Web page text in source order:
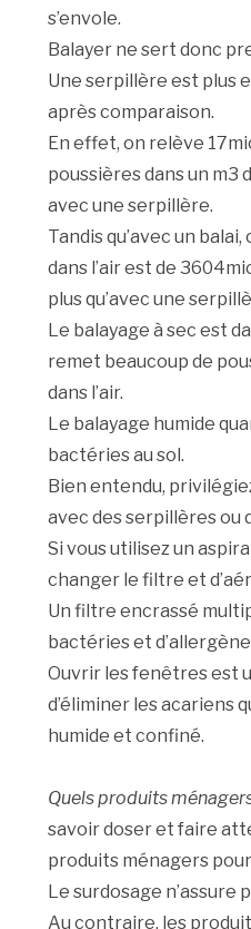
s’envole.
Balayer ne sert donc
Une serpillère est plus
après comparaison.
En effet, on relève
poussières dans un m3
avec une serpillère.
Tandis qu’avec un
dans l’air est de
plus qu’avec une
Le balayage à sec est
remet beaucoup de
dans l’air.
Le balayage humide
bactéries au sol.
Bien entendu,
avec des serpillères ou
Si vous utilisez un
changer le filtre et
Un filtre encrassé
bactéries et
Ouvrir les fenêtres est
d’éliminer les acariens
humide et confiné.
Quels produits
savoir doser et faire
produits ménagers
Le surdosage n’assure
Au contraire, les